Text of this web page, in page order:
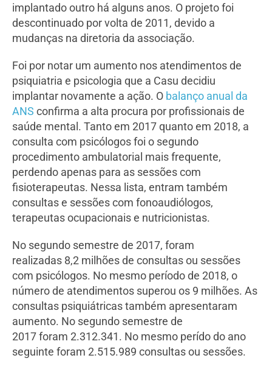
implantado outro há alguns anos. O projeto foi
descontinuado por volta de 2011, devido a
mudanças na diretoria da associação.
Foi por notar um aumento nos atendimentos de
psiquiatria e psicologia que a Casu decidiu
implantar novamente a ação. O balanço anual da
ANS confirma a alta procura por profissionais de
saúde mental. Tanto em 2017 quanto em 2018, a
consulta com psicólogos foi o segundo
procedimento ambulatorial mais frequente,
perdendo apenas para as sessões com
fisioterapeutas. Nessa lista, entram também
consultas e sessões com fonoaudiólogos,
terapeutas ocupacionais e nutricionistas.
No segundo semestre de 2017, foram
realizadas 8,2 milhões de consultas ou sessões
com psicólogos. No mesmo período de 2018, o
número de atendimentos superou os 9 milhões. As
consultas psiquiátricas também apresentaram
aumento. No segundo semestre de
2017 foram 2.312.341. No mesmo perído do ano
seguinte foram 2.515.989 consultas ou sessões.